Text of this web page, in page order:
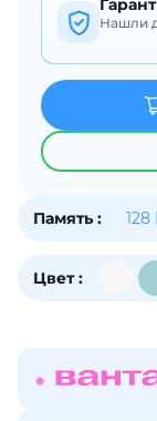
Нашли
Память : 128
Цвет :